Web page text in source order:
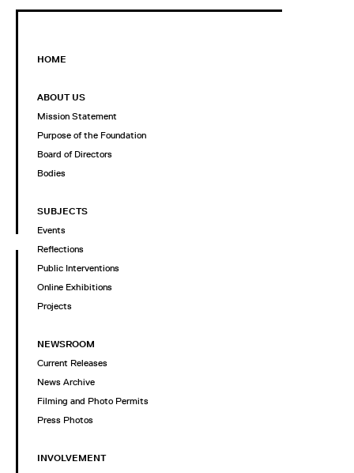
HOME
ABOUT US
Mission Statement
Purpose of the Foundation
Board of Directors
Bodies
SUBJECTS
Events
Reflections
Public Interventions
Online Exhibitions
Projects
NEWSROOM
Current Releases
News Archive
Filming and Photo Permits
Press Photos
INVOLVEMENT